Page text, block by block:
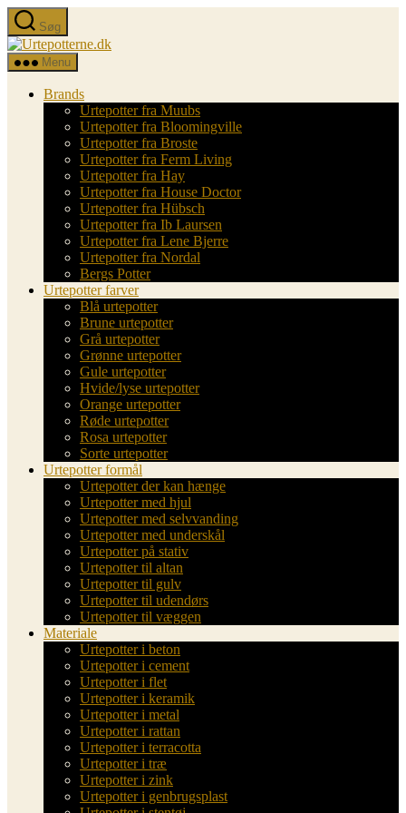
Spring
til
indholdet
Søg
Urtepotterne.dk
Menu
Brands
Urtepotter fra Muubs
Urtepotter fra Bloomingville
Urtepotter fra Broste
Urtepotter fra Ferm Living
Urtepotter fra Hay
Urtepotter fra House Doctor
Urtepotter fra Hübsch
Urtepotter fra Ib Laursen
Urtepotter fra Lene Bjerre
Urtepotter fra Nordal
Bergs Potter
Urtepotter farver
Blå urtepotter
Brune urtepotter
Grå urtepotter
Grønne urtepotter
Gule urtepotter
Hvide/lyse urtepotter
Orange urtepotter
Røde urtepotter
Rosa urtepotter
Sorte urtepotter
Urtepotter formål
Urtepotter der kan hænge
Urtepotter med hjul
Urtepotter med selvvanding
Urtepotter med underskål
Urtepotter på stativ
Urtepotter til altan
Urtepotter til gulv
Urtepotter til udendørs
Urtepotter til væggen
Materiale
Urtepotter i beton
Urtepotter i cement
Urtepotter i flet
Urtepotter i keramik
Urtepotter i metal
Urtepotter i rattan
Urtepotter i terracotta
Urtepotter i træ
Urtepotter i zink
Urtepotter i genbrugsplast